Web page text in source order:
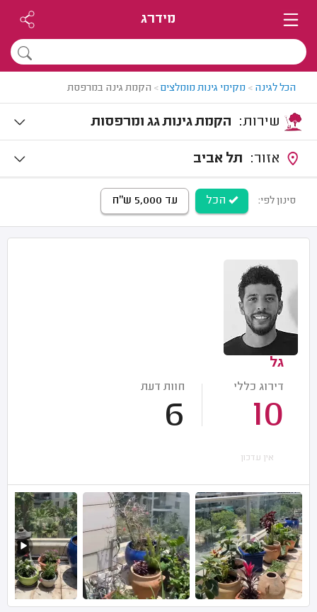
מידרג
הכל לגינה > מקימי גינות מומלצים> הקמת גינה במרפסת
הקמת גינות גג ומרפסות
תל אביב
סינון לפי: הכל עד 5,000 ש"ח
גל
דירוג כללי
10
חוות דעת
6
אין עדכון